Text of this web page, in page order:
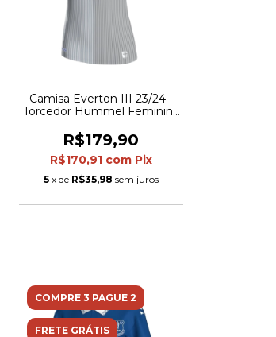
Camisa Everton III 23/24 -
Torcedor Hummel Feminina
azul
R$179,90
R$170,91 com Pix
5 x de R$35,98 sem juros
COMPRE 3 PAGUE 2
FRETE GRÁTIS